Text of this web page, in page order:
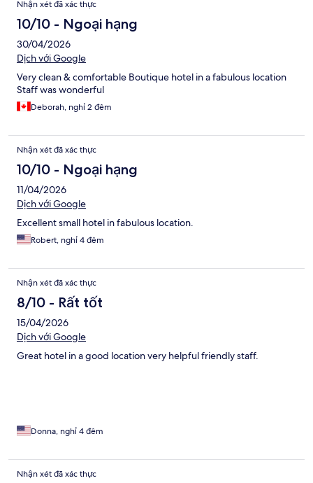
Nhận xét đã xác thực
10/10 - Ngoại hạng
30/04/2026
Dịch với Google
Very clean & comfortable Boutique hotel in a fabulous location
Staff was wonderful
Deborah, nghỉ 2 đêm
Nhận xét đã xác thực
10/10 - Ngoại hạng
11/04/2026
Dịch với Google
Excellent small hotel in fabulous location.
Robert, nghỉ 4 đêm
Nhận xét đã xác thực
8/10 - Rất tốt
15/04/2026
Dịch với Google
Great hotel in a good location very helpful friendly staff.
Donna, nghỉ 4 đêm
Nhận xét đã xác thực